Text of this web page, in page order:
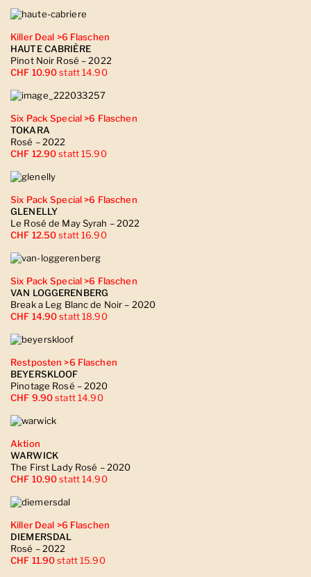
Killer Deal >6 Flaschen
HAUTE CABRIÈRE
Pinot Noir Rosé – 2022
CHF 10.90statt 14.90
Six Pack Special >6 Flaschen
TOKARA
Rosé – 2022
CHF 12.90statt 15.90
Six Pack Special >6 Flaschen
GLENELLY
Le Rosé de May Syrah – 2022
CHF 12.50statt 16.90
Six Pack Special >6 Flaschen
VAN LOGGERENBERG
Break a Leg Blanc de Noir – 2020
CHF 14.90statt 18.90
Restposten >6 Flaschen
BEYERSKLOOF
Pinotage Rosé – 2020
CHF 9.90statt 14.90
Aktion
WARWICK
The First Lady Rosé – 2020
CHF 10.90statt 14.90
Killer Deal >6 Flaschen
DIEMERSDAL
Rosé – 2022
CHF 11.90statt 15.90